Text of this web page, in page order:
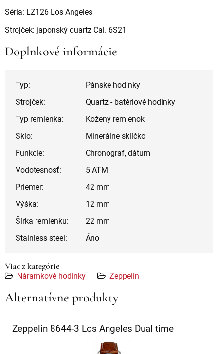
Séria: LZ126 Los Angeles
Strojček: japonský quartz Cal. 6S21
Doplnkové informácie
Typ:
Pánske hodinky
Strojček:
Quartz - batériové hodinky
Typ remienka:
Kožený remienok
Sklo:
Minerálne sklíčko
Funkcie:
Chronograf, dátum
Vodotesnosť:
5 ATM
Priemer:
42 mm
Výška:
12 mm
Šírka remienku:
22 mm
Stainless steel:
Áno
Viac z kategórie
Náramkové hodinky Zeppelin
Alternatívne produkty
Zeppelin 8644-3 Los Angeles Dual time